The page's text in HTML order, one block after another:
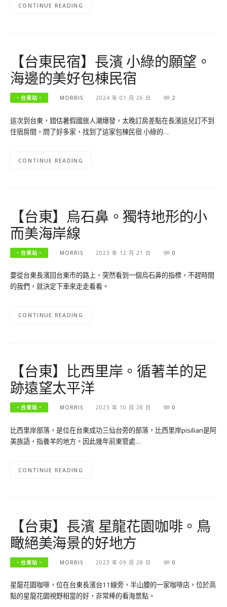
CONTINUE READING
【台東民宿】長濱 小綠的願望。
海邊的美好包棟民宿
‧台東站‧ MORRIS 2024 年 01 月 26 日 2
這次到台東，錯估暑假國旅人潮爆發，太晚訂房差點在長濱這兒訂不到
住宿房間，問了好多家，找到了這家包棟民宿 小綠的…
CONTINUE READING
【台東】烏石鼻。獨特地形的小
而美海岸線
‧台東站‧ MORRIS 2023 年 12 月 21 日 0
要從台東長濱回台東市的路上，突然看到一個烏石鼻的指標，不趕時間
的我們，就決定下車來走走看看。
CONTINUE READING
【台東】比西里岸。循著羊的足
跡遠望太平洋
‧台東站‧ MORRIS 2023 年 10 月 28 日 0
比西里岸部落，是位在台東成功三仙台旁的部落，比西里岸pisilian是阿
美族語，指養羊的地方。因此幾年前東管處…
CONTINUE READING
【台東】長濱 星龍花園咖啡。鳥
瞰絕美海景的好地方
‧台東站‧ MORRIS 2023 年 09 月 28 日 0
星龍花園咖啡，位在台東長濱台11線旁，半山腰的一家咖啡店，位於高
點的星龍花園視野相當的好，非常棒的看海景點。